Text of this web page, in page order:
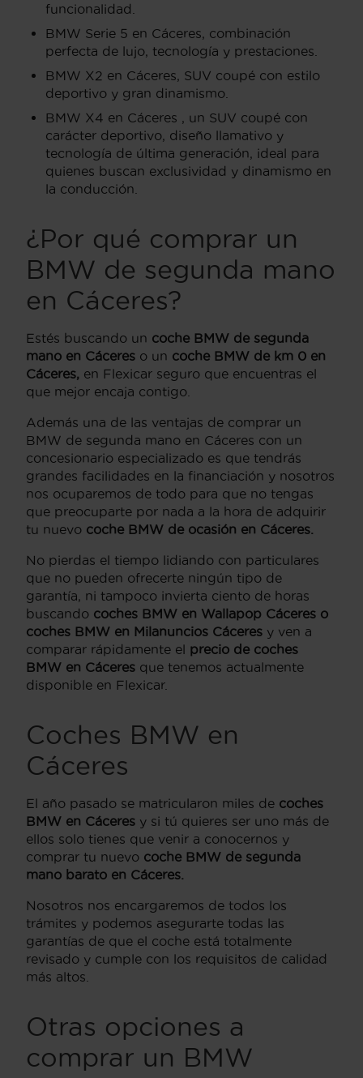
funcionalidad.
BMW Serie 5 en Cáceres, combinación
perfecta de lujo, tecnología y prestaciones.
BMW X2 en Cáceres, SUV coupé con estilo
deportivo y gran dinamismo.
BMW X4 en Cáceres , un SUV coupé con
carácter deportivo, diseño llamativo y
tecnología de última generación, ideal para
quienes buscan exclusividad y dinamismo en
la conducción.
¿Por qué comprar un
BMW de segunda mano
en Cáceres?
Estés buscando un coche BMW de segunda
mano en Cáceres o un coche BMW de km 0 en
Cáceres, en Flexicar seguro que encuentras el
que mejor encaja contigo.
Además una de las ventajas de comprar un
BMW de segunda mano en Cáceres con un
concesionario especializado es que tendrás
grandes facilidades en la financiación y nosotros
nos ocuparemos de todo para que no tengas
que preocuparte por nada a la hora de adquirir
tu nuevo coche BMW de ocasión en Cáceres.
No pierdas el tiempo lidiando con particulares
que no pueden ofrecerte ningún tipo de
garantía, ni tampoco invierta ciento de horas
buscando coches BMW en Wallapop Cáceres o
coches BMW en Milanuncios Cáceres y ven a
comparar rápidamente el precio de coches
BMW en Cáceres que tenemos actualmente
disponible en Flexicar.
Coches BMW en
Cáceres
El año pasado se matricularon miles de coches
BMW en Cáceres y si tú quieres ser uno más de
ellos solo tienes que venir a conocernos y
comprar tu nuevo coche BMW de segunda
mano barato en Cáceres.
Nosotros nos encargaremos de todos los
trámites y podemos asegurarte todas las
garantías de que el coche está totalmente
revisado y cumple con los requisitos de calidad
más altos.
Otras opciones a
comprar un BMW